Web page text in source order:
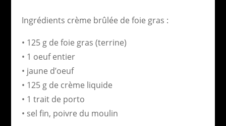
Ingrédients crème brûlée de foie gras :
• 125 g de foie gras (terrine)
• 1 oeuf entier
• jaune d’oeuf
• 125 g de crème liquide
• 1 trait de porto
• sel fin, poivre du moulin